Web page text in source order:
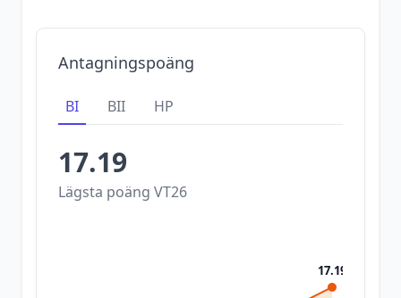
Antagningspoäng
BI BII HP
17.19
Lägsta poäng VT26
17.19